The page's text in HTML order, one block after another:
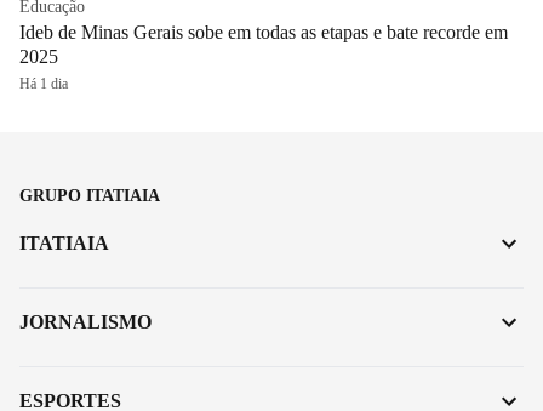
Educação
Ideb de Minas Gerais sobe em todas as etapas e bate recorde em
2025
Há 1 dia
GRUPO ITATIAIA
ITATIAIA
JORNALISMO
ESPORTES